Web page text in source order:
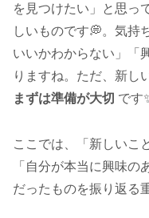
を見つけたい」と思っ
しいものです💭。気持
いいかわからない」「
りますね。ただ、新し
まずは準備が大切 です
ここでは、「新しいこ
「自分が本当に興味の
だったものを振り返る